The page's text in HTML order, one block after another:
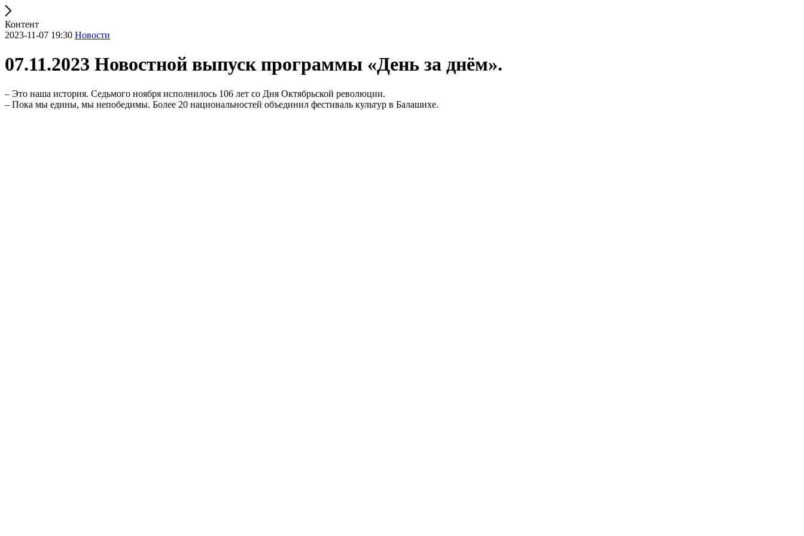
Контент
2023-11-07 19:30 Новости
07.11.2023 Новостной выпуск программы «День за днём».
– Это наша история. Седьмого ноября исполнилось 106 лет со Дня Октябрьской революции.
– Пока мы едины, мы непобедимы. Более 20 национальностей объединил фестиваль культур в Балашихе.